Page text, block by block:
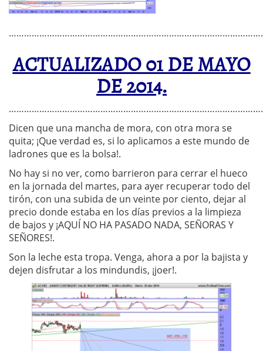
ACTUALIZADO 01 DE MAYO
DE 2014.
Dicen que una mancha de mora, con otra mora se
quita; ¡Que verdad es, si lo aplicamos a este mundo de
ladrones que es la bolsa!.
No hay si no ver, como barrieron para cerrar el hueco
en la jornada del martes, para ayer recuperar todo del
tirón, con una subida de un veinte por ciento, dejar al
precio donde estaba en los días previos a la limpieza
de bajos y ¡AQUÍ NO HA PASADO NADA, SEÑORAS Y
SEÑORES!.
Son la leche esta tropa. Venga, ahora a por la bajista y
dejen disfrutar a los mindundis, ¡joer!.